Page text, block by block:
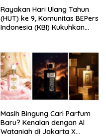
Rayakan Hari Ulang Tahun
(HUT) ke 9, Komunitas BEPers
Indonesia (KBI) Kukuhkan
Tema: “Penguatan dan
Pengembangan Organisasi
KBI yang Berbasis Riset di
seluruh Indonesia dan
Mancanegara”.
Masih Bingung Cari Parfum
Baru? Kenalan dengan Al
Wataniah di Jakarta X